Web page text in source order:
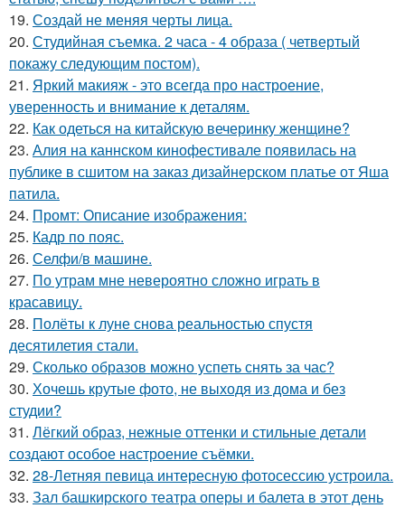
19. Создай не меняя черты лица.
20. Студийная съемка. 2 часа - 4 образа ( четвертый
покажу следующим постом).
21. Яркий макияж - это всегда про настроение,
уверенность и внимание к деталям.
22. Как одеться на китайскую вечеринку женщине?
23. Алия на каннском кинофестивале появилась на
публике в сшитом на заказ дизайнерском платье от Яша
патила.
24. Промт: Описание изображения:
25. Кадр по пояс.
26. Селфи/в машине.
27. По утрам мне невероятно сложно играть в
красавицу.
28. Полёты к луне снова реальностью спустя
десятилетия стали.
29. Сколько образов можно успеть снять за час?
30. Хочешь крутые фото, не выходя из дома и без
студии?
31. Лёгкий образ, нежные оттенки и стильные детали
создают особое настроение съёмки.
32. 28-Летняя певица интересную фотосессию устроила.
33. Зал башкирского театра оперы и балета в этот день